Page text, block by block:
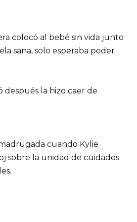
colocó al bebé sin vida junto
sana, solo esperaba poder
la hizo caer de
cuando Kylie
sobre la unidad de cuidados